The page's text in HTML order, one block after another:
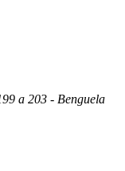
a 203 - Benguela